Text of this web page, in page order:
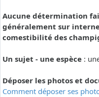
Aucune détermination
généralement sur
comestibilité des
Un sujet - une espèce :
Déposer les photos et
Comment déposer ses